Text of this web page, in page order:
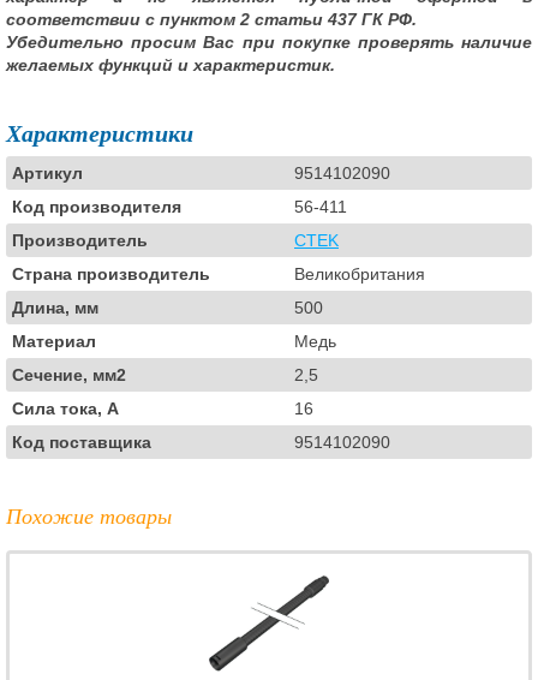
соответствии с пунктом 2 статьи 437 ГК РФ.
Убедительно просим Вас при покупке проверять наличие
желаемых функций и характеристик.
Характеристики
Артикул
9514102090
Код производителя
56-411
Производитель
CTEK
Страна производитель
Великобритания
Длина, мм
500
Материал
Медь
Сечение, мм2
2,5
Сила тока, А
16
Код поставщика
9514102090
Похожие товары